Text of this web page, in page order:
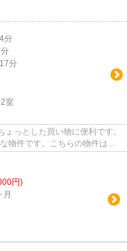
分
分
2室
っとした買い物に便利です。
物件です。こちらの物件はマ
円)
月